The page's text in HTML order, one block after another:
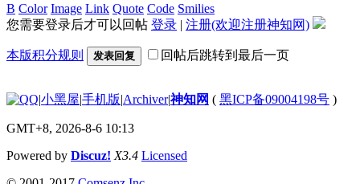
B Color Image Link Quote Code Smilies
您需要登录后才可以回帖 登录 | 注册(欢迎注册神知网)
本版积分规则 发表回复 回帖后跳转到最后一页
|小黑屋|手机版|Archiver|神知网 ( 黑ICP备09004198号 )
GMT+8, 2026-8-6 10:13
Powered by Discuz! X3.4 Licensed